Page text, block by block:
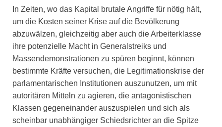
In Zeiten, wo das Kapital brutale Angriffe für nötig hält,
um die Kosten seiner Krise auf die Bevölkerung
abzuwälzen, gleichzeitig aber auch die Arbeiterklasse
ihre potenzielle Macht in Generalstreiks und
Massendemonstrationen zu spüren beginnt, können
bestimmte Kräfte versuchen, die Legitimationskrise der
parlamentarischen Institutionen auszunutzen, um mit
autoritären Mitteln zu agieren, die antagonistischen
Klassen gegeneinander auszuspielen und sich als
scheinbar unabhängiger Schiedsrichter an die Spitze